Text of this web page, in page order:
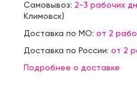
Самовывоз: 2-3 рабочих
Климовск)
Доставка по МО: от 2
Доставка по России: от 2
Подробнее о доставке